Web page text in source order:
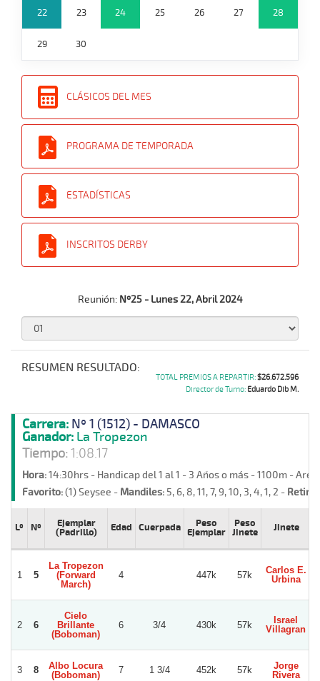
22 23 24 25 26 27 28
29 30
CLÁSICOS DEL MES
PROGRAMA DE TEMPORADA
ESTADÍSTICAS
INSCRITOS DERBY
Reunión: Nº25 - Lunes 22, Abril 2024
RESUMEN RESULTADO:
TOTAL PREMIOS A REPARTIR:$26.672.596
Director de Turno: Eduardo Dib M.
Carrera: Nº 1 (1512) - DAMASCO
Ganador: La Tropezon
Tiempo:1:08.17
Hora:14:30hrs - Handicap del 1 al 1 - 3 Años o más - 1100m -
Favorito:(1) Seysee - Mandiles:5, 6, 8, 11, 7, 9, 10, 3, 4, 1, 2 -
Lº Nº
Ejemplar
(Padrillo)
Edad Cuerpada
Peso
Ejemplar
Peso
Jinete
Jinete
1 5
La Tropezon
(Forward
March)
4 447k 57k
Carlos E.
Urbina
2 6
Cielo
Brillante
(Boboman)
6 3/4 430k 57k
Israel
Villagran
3 8
Albo Locura
(Boboman)
7 1 3/4 452k 57k
Jorge
Rivera